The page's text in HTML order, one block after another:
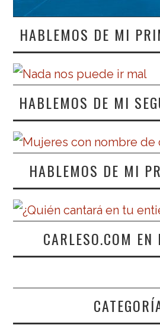
HABLEMOS DE MI
HABLEMOS DE MI
HABLEMOS DE MI
CARLESO.COM EN